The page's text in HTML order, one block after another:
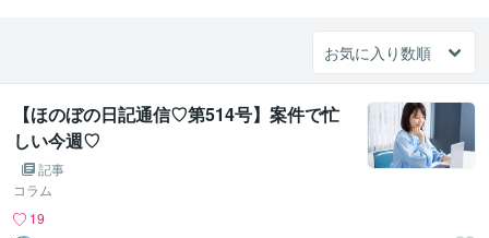
【ほのぼの日記通信♡第514号】案件で忙
しい今週♡
記事
コラム
19